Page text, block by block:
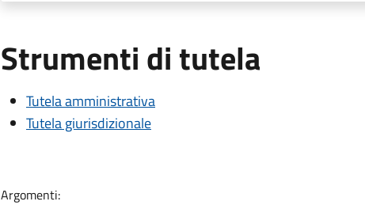
Strumenti di tutela
Tutela amministrativa
Tutela giurisdizionale
Argomenti: